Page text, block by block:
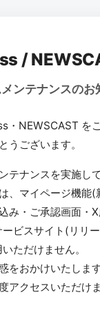
/
ンテナンスのお
・NEWSCAST を
うございます。
テナンスを実施し
、マイページ機能(
み・ご承認画面・
ビスサイト(リリ
ただけません。
をおかけいたしま
アクセスいただけ